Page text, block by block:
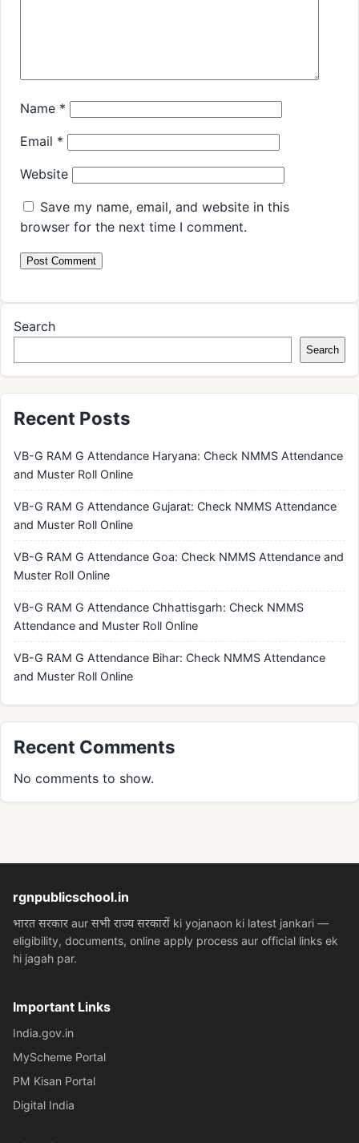
Name *
Email *
Website
Save my name, email, and website in this
browser for the next time I comment.
Search
Search
Recent Posts
VB-G RAM G Attendance Haryana: Check NMMS Attendance
and Muster Roll Online
VB-G RAM G Attendance Gujarat: Check NMMS Attendance
and Muster Roll Online
VB-G RAM G Attendance Goa: Check NMMS Attendance and
Muster Roll Online
VB-G RAM G Attendance Chhattisgarh: Check NMMS
Attendance and Muster Roll Online
VB-G RAM G Attendance Bihar: Check NMMS Attendance
and Muster Roll Online
Recent Comments
No comments to show.
rgnpublicschool.in
भारत सरकार aur सभी राज्य सरकारों ki yojanaon ki latest jankari —
eligibility, documents, online apply process aur official links ek
hi jagah par.
Important Links
India.gov.in
MyScheme Portal
PM Kisan Portal
Digital India